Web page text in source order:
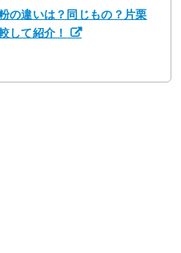
の違いは？同じもの？片栗
して紹介！